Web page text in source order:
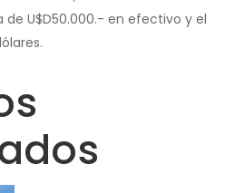
de U$D50.000.- en efectivo y el